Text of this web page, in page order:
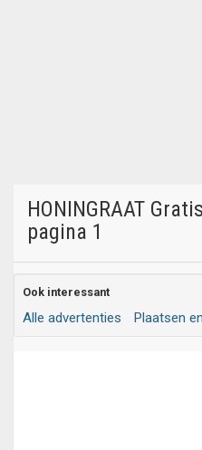
HONINGRAAT
pagina 1
Ook interessant
Alle advertenties Plaatsen